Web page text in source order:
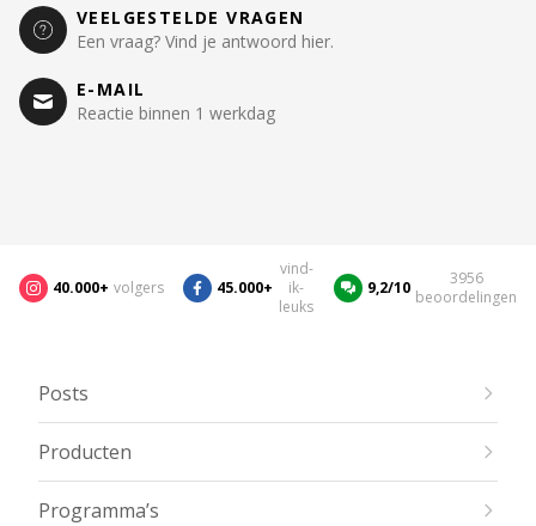
VEELGESTELDE VRAGEN
Een vraag? Vind je antwoord hier.
E-MAIL
Reactie binnen 1 werkdag
40.000+ volgers 45.000+
vind-
ik-
leuks
9,2/10
3956
beoordelingen
Posts
Producten
Programma’s